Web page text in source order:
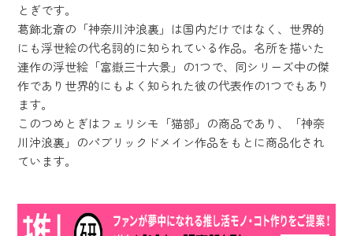
とぎです。
葛飾北斎の「神奈川沖浪裏」は国内だけではなく、世界的
にも浮世絵の代名詞的に知られている作品。名所を描いた
連作の浮世絵「富嶽三十六景」の1つで、同シリーズ中の傑
作であり世界的にもよく知られた彼の代表作の1つでもあり
ます。
このつめとぎはフェリシモ「猫部」の商品であり、「神奈
川沖浪裏」のパブリックドメイン作品をもとに商品化され
ています。